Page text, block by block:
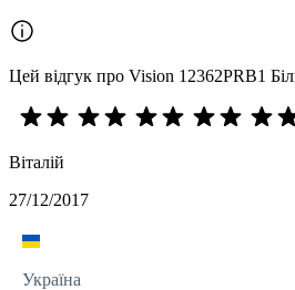
Цей відгук про Vision 12362PRB1
Віталій
27/12/2017
Україна